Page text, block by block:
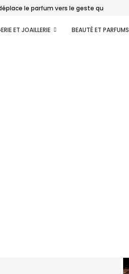
le parfum vers le geste quotidien
ET JOAILLERIE BEAUTÉ ET PARFUMS